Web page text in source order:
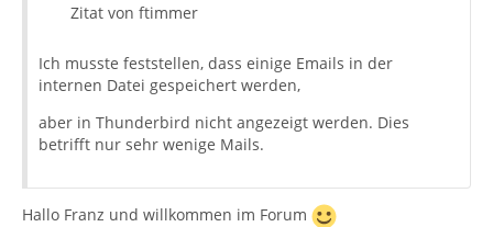
Zitat von ftimmer
Ich musste feststellen, dass einige Emails in der
internen Datei gespeichert werden,
aber in Thunderbird nicht angezeigt werden. Dies
betrifft nur sehr wenige Mails.
Hallo Franz und willkommen im Forum